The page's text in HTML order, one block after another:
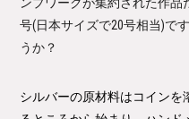
号(日本サイズで20号相当)で
うか？
シルバーの原材料はコイン